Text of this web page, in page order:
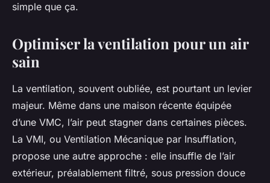
simple que ça.
Optimiser la ventilation pour un air
sain
La ventilation, souvent oubliée, est pourtant un levier
majeur. Même dans une maison récente équipée
d’une VMC, l’air peut stagner dans certaines pièces.
La VMI, ou Ventilation Mécanique par Insufflation,
propose une autre approche : elle insuffle de l’air
extérieur, préalablement filtré, sous pression douce